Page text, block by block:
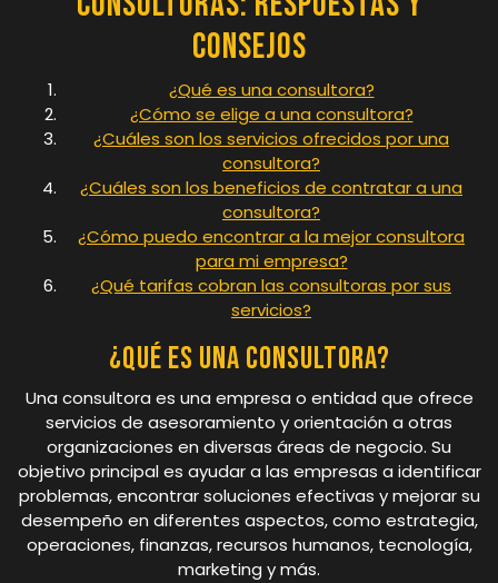
Consejos
¿Qué es una consultora?
¿Cómo se elige a una consultora?
¿Cuáles son los servicios ofrecidos por una
consultora?
¿Cuáles son los beneficios de contratar a una
consultora?
¿Cómo puedo encontrar a la mejor consultora
para mi empresa?
¿Qué tarifas cobran las consultoras por sus
servicios?
¿Qué es una consultora?
Una consultora es una empresa o entidad que ofrece
servicios de asesoramiento y orientación a otras
organizaciones en diversas áreas de negocio. Su
objetivo principal es ayudar a las empresas a identificar
problemas, encontrar soluciones efectivas y mejorar su
desempeño en diferentes aspectos, como estrategia,
operaciones, finanzas, recursos humanos, tecnología,
marketing y más.